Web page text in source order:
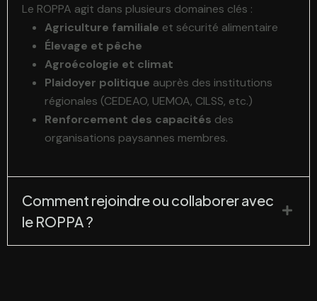
Le ROPPA agit dans plusieurs domaines clés :
Agriculture familiale et sécurité alimentaire
Élevage et pêche
Agroécologie et climat
Plaidoyer politique auprès des institutions
régionales (CEDEAO, UEMOA, CILSS, etc.)
Renforcement des capacités des
organisations paysannes membres.
Comment rejoindre ou collaborer avec
le ROPPA ?